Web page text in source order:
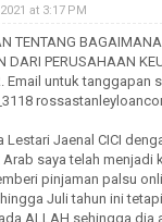
at 3:17 PM
TENTANG
DARI PERUSAHAAN
Email untuk tanggapan
Lestari Jaenal CICI
Arab saya telah menjadi
pinjaman palsu
Juli tahun ini
ALLAH sehingga dia